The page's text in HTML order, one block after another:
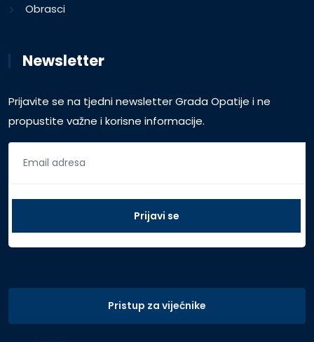
Obrasci
Newsletter
Prijavite se na tjedni newsletter Grada Opatije i ne
propustite važne i korisne informacije.
Pristup za vijećnike